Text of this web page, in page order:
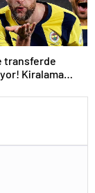
transferde
Kiralama